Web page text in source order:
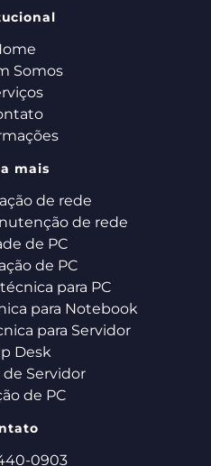
Somos
mais
de rede
de rede
de PC
de PC
para PC
para Notebook
para Servidor
Desk
de Servidor
de PC
0903